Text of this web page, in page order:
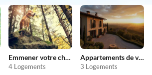
Emmener votre chien en vacances
4 Logements
Appartements de vacances pas chers
3 Logements